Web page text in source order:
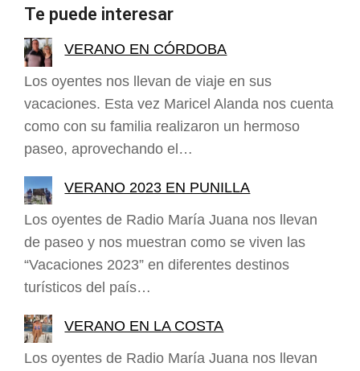
Te puede interesar
VERANO EN CÓRDOBA
Los oyentes nos llevan de viaje en sus
vacaciones. Esta vez Maricel Alanda nos cuenta
como con su familia realizaron un hermoso
paseo, aprovechando el…
VERANO 2023 EN PUNILLA
Los oyentes de Radio María Juana nos llevan
de paseo y nos muestran como se viven las
“Vacaciones 2023” en diferentes destinos
turísticos del país…
VERANO EN LA COSTA
Los oyentes de Radio María Juana nos llevan